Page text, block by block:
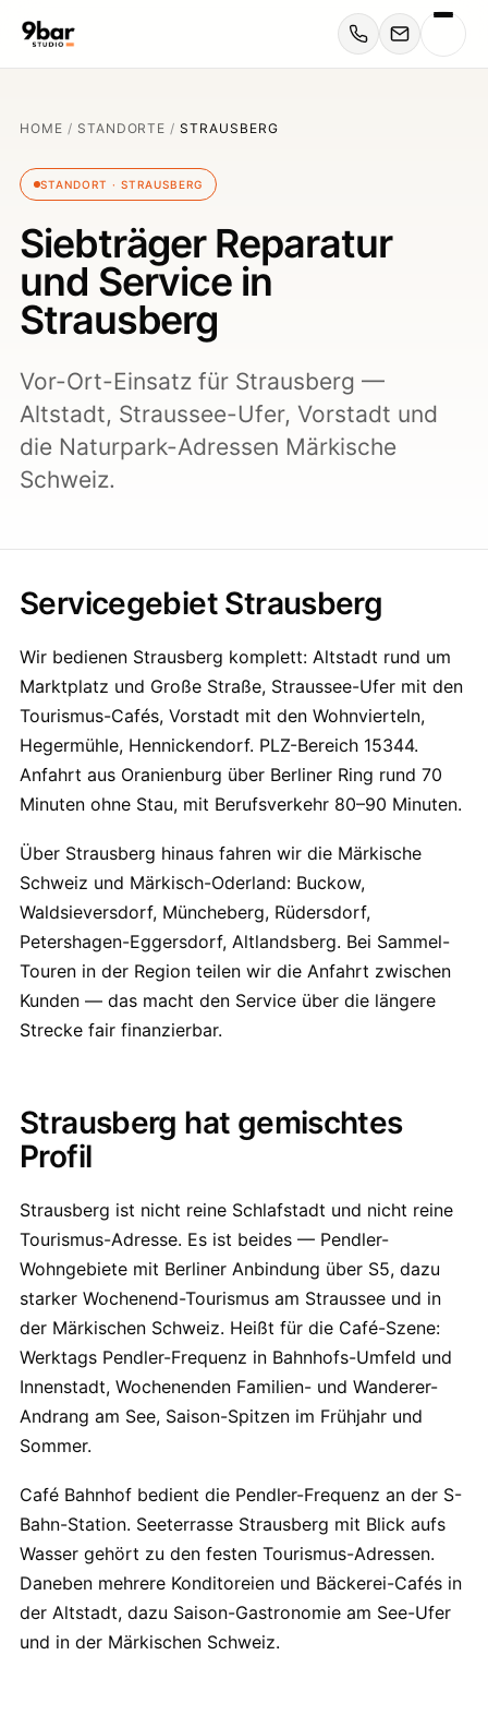
HOME / STANDORTE /STRAUSBERG
STANDORT · STRAUSBERG
Siebträger Reparatur
und Service in
Strausberg
Vor-Ort-Einsatz für Strausberg —
Altstadt, Straussee-Ufer, Vorstadt und
die Naturpark-Adressen Märkische
Schweiz.
Servicegebiet Strausberg
Wir bedienen Strausberg komplett: Altstadt rund um
Marktplatz und Große Straße, Straussee-Ufer mit den
Tourismus-Cafés, Vorstadt mit den Wohnvierteln,
Hegermühle, Hennickendorf. PLZ-Bereich 15344.
Anfahrt aus Oranienburg über Berliner Ring rund 70
Minuten ohne Stau, mit Berufsverkehr 80–90 Minuten.
Über Strausberg hinaus fahren wir die Märkische
Schweiz und Märkisch-Oderland: Buckow,
Waldsieversdorf, Müncheberg, Rüdersdorf,
Petershagen-Eggersdorf, Altlandsberg. Bei Sammel-
Touren in der Region teilen wir die Anfahrt zwischen
Kunden — das macht den Service über die längere
Strecke fair finanzierbar.
Strausberg hat gemischtes
Profil
Strausberg ist nicht reine Schlafstadt und nicht reine
Tourismus-Adresse. Es ist beides — Pendler-
Wohngebiete mit Berliner Anbindung über S5, dazu
starker Wochenend-Tourismus am Straussee und in
der Märkischen Schweiz. Heißt für die Café-Szene:
Werktags Pendler-Frequenz in Bahnhofs-Umfeld und
Innenstadt, Wochenenden Familien- und Wanderer-
Andrang am See, Saison-Spitzen im Frühjahr und
Sommer.
Café Bahnhof bedient die Pendler-Frequenz an der S-
Bahn-Station. Seeterrasse Strausberg mit Blick aufs
Wasser gehört zu den festen Tourismus-Adressen.
Daneben mehrere Konditoreien und Bäckerei-Cafés in
der Altstadt, dazu Saison-Gastronomie am See-Ufer
und in der Märkischen Schweiz.